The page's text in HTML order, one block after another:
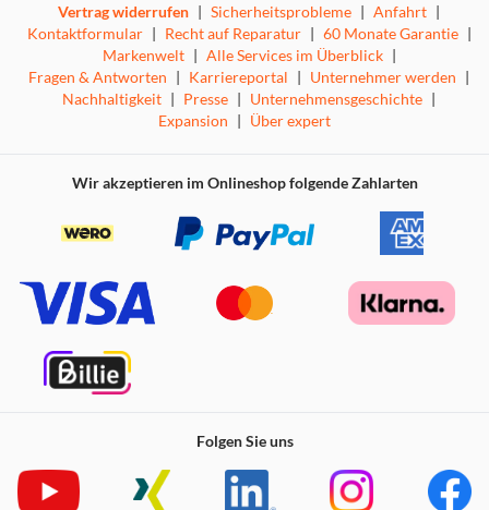
Vertrag widerrufen | Sicherheitsprobleme | Anfahrt |
Kontaktformular | Recht auf Reparatur | 60 Monate Garantie |
Markenwelt | Alle Services im Überblick |
Fragen & Antworten | Karriereportal | Unternehmer werden |
Nachhaltigkeit | Presse | Unternehmensgeschichte |
Expansion | Über expert
Wir akzeptieren im Onlineshop folgende Zahlarten
Folgen Sie uns